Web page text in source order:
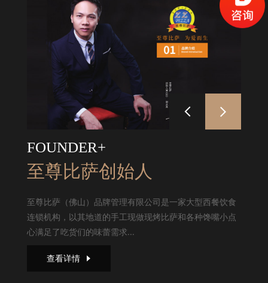
FOUNDER+
至尊比萨创始人
至尊比萨（佛山）品牌管理有限公司是一家大型西餐饮食
连锁机构，以其地道的手工现做现烤比萨和各种馋嘴小点
心满足了吃货们的味蕾需求...
查看详情